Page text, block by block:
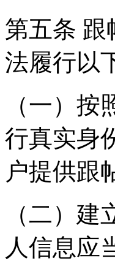
第五条 跟
法履行以
（一）
行真实身
户提供跟
（二）
人信息应